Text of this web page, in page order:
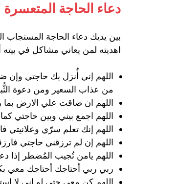
دعاء الحاجة المتعسرة
بين يديك دعاء الحاجة المستجاب
اهديته لمن يعاني مشاكل في بيته
اللهم إني أُنزل بك حاجتي وإن
من عذاب السعير ومن دعوة
اللهم ان ضاقت علي الارض بما
اللهم اجمع بيني وبين حاجتي
اللهم إنك تعلم سرّي
اللهم إن لم ترزقني حاجتي
اللهم يامن تُجيب المُضطر
ربي ربي أحتاجك أحتاجك معي
اللهم كن معي حتي لو اني لا